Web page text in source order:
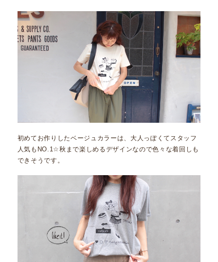
初めてお作りしたベージュカラーは、大人っぽくてスタッフ
人気もNO.1☆秋まで楽しめるデザインなので色々な着回しも
できそうです。